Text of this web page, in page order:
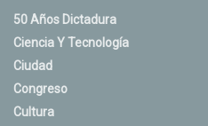
50 Años Dictadura
Ciencia Y Tecnología
Ciudad
Congreso
Cultura